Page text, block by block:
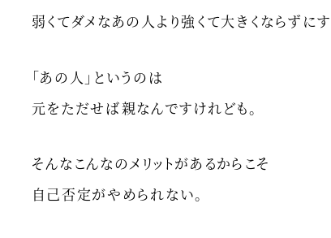
弱くてダメなあの人より強くて大きくならず
「あの人」というのは
元をただせば親なんですけれども。
そんなこんなのメリットがあるからこそ
自己否定がやめられない。